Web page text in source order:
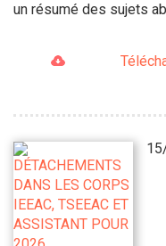
un résumé des sujets